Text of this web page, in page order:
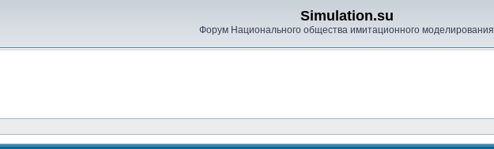
Simulation.su
Форум Национального общества имитационного моделирования